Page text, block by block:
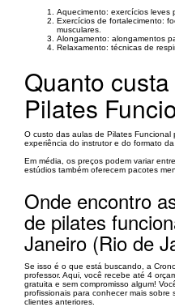
Aquecimento: exercícios leves
Exercícios de fortalecimento:
musculares.
Alongamento: alongamentos
Relaxamento: técnicas de
Quanto
Pilates
O custo das aulas de Pilates
experiência do instrutor e do formato
Em média, os preços podem variar
estúdios também oferecem pacotes
Onde encontro
de pilates
Janeiro (Rio de
Se isso é o que está buscando, a
professor. Aqui, você recebe até 4
gratuita e sem compromisso algum!
profissionais para conhecer mais
clientes anteriores.